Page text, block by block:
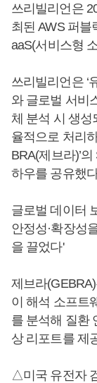
쓰리빌리언은
최된 AWS 퍼블
aaS(서비스형
쓰리빌리언은 ‘
와 글로벌 서비
체 분석 시 생성
율적으로 처리
BRA(제브라)’
하우를 공유했
글로벌 데이터
안정성·확장성
을 끌었다'
제브라
이 해석 소프트
를 분석해 질환
상 리포트를 제
△미국 유전자